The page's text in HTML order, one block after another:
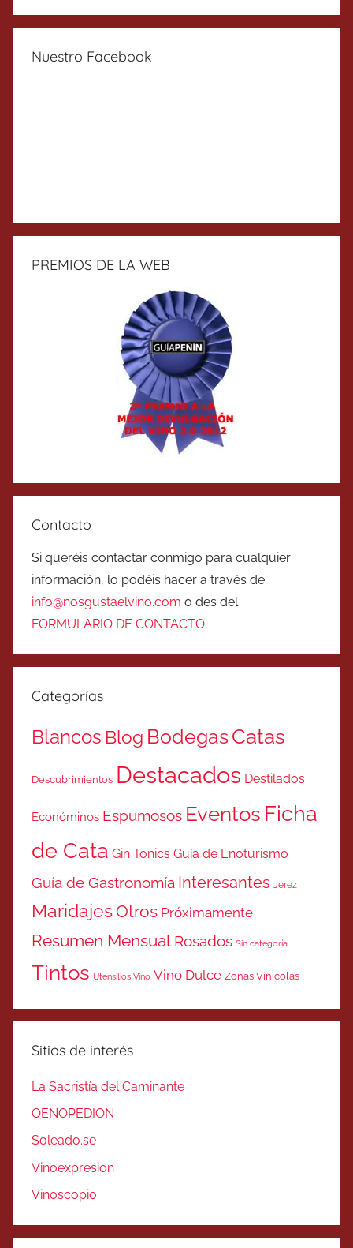
Nuestro Facebook
PREMIOS DE LA WEB
Contacto
Si queréis contactar conmigo para cualquier
información, lo podéis hacer a través de
info@nosgustaelvino.com o des del
FORMULARIO DE CONTACTO.
Categorías
Blancos Blog BodegasCatas
Descubrimientos Destacados Destilados
Económinos Espumosos Eventos Ficha
de Cata Gin Tonics Guía de Enoturismo
Guía de Gastronomía Interesantes Jerez
MaridajesOtros Próximamente
Resumen Mensual Rosados Sin categoría
Tintos Utensilios Vino Vino Dulce Zonas Vinicolas
Sitios de interés
La Sacristía del Caminante
OENOPEDION
Soleado.se
Vinoexpresion
Vinoscopio